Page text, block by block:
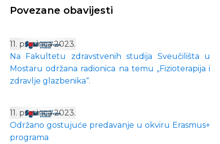
Povezane obavijesti
11. prosinca 2023.
Na Fakultetu zdravstvenih studija Sveučilišta u
Mostaru održana radionica na temu „Fizioterapija i
zdravlje glazbenika“.
11. prosinca 2023.
Održano gostujuće predavanje u okviru Erasmus+
programa